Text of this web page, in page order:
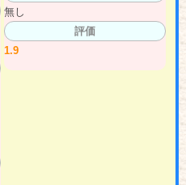
無し
評価
1.9